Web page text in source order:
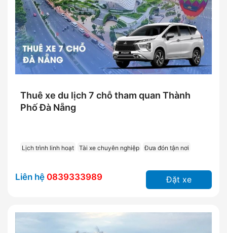
Thuê xe du lịch 7 chỗ tham quan Thành
Phố Đà Nẵng
Lịch trình linh hoạt Tài xe chuyên nghiệp Đưa đón tận nơi
Liên hệ 0839333989 Đặt xe